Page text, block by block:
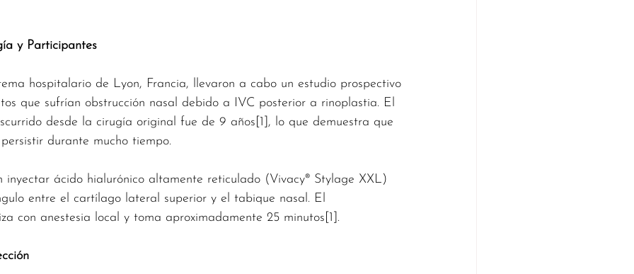
y Participantes
hospitalario de Lyon, Francia, llevaron a cabo un estudio prospectivo
que sufrían obstrucción nasal debido a IVC posterior a rinoplastia. El
desde la cirugía original fue de 9 años[1], lo que demuestra que
durante mucho tiempo.
inyectar ácido hialurónico altamente reticulado (Vivacy® Stylage XXL)
entre el cartílago lateral superior y el tabique nasal. El
con anestesia local y toma aproximadamente 25 minutos[1].